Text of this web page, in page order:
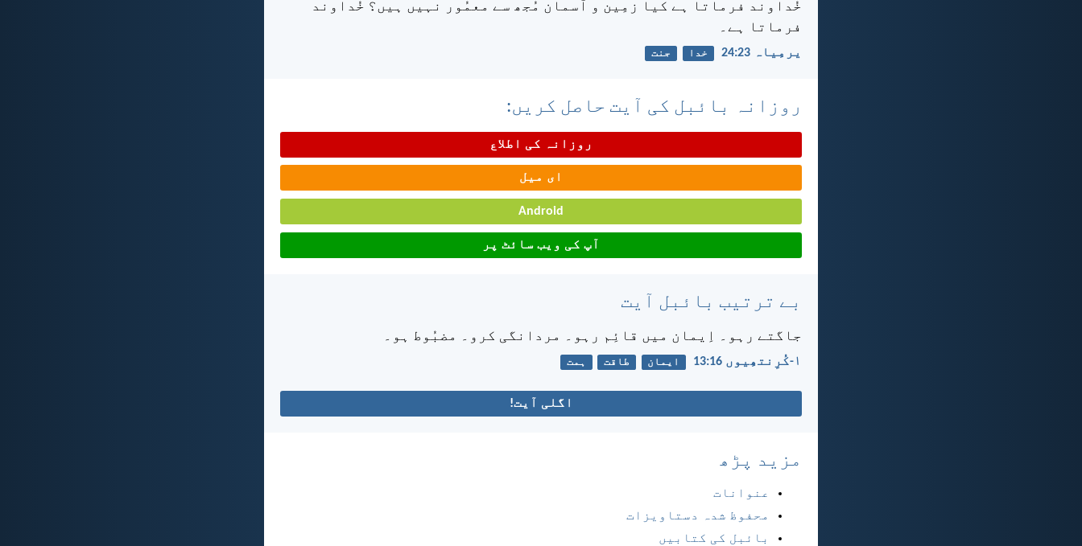
خُداوند فرماتا ہے کیا زمِین و آسمان مُجھ سے معمُور نہیں ہیں؟ خُداوند
فرماتا ہے۔
یرمِیاہ 23:‏24 خدا جنت
روزانہ بائبل کی آیت حاصل کریں:
روزانہ کی اطلاع
ای میل
Android
آپ کی ویب سائٹ پر
بے ترتیب بائبل آیت
جاگتے رہو۔ اِیمان میں قائِم رہو۔ مردانگی کرو۔ مضبُوط ہو۔
۱-کُرِنتھِیوں 16:‏13 ایمان طاقت ہمت
اگلی آیت!
مزید پڑھ
عنوانات
محفوظ شدہ دستاویزات
بائبل کی کتابیں